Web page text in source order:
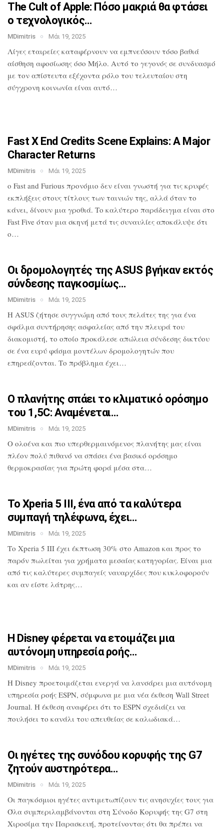
The Cult of Apple: Πόσο μακριά θαφτάσει
ο τεχνολογικός…
MDimitris Μάι 19, 2025
Λίγες εταιρείες καταφέρνουν να εμπνεύσουν τόσο βαθιά
αίσθηση αφοσίωσης όσο Μήλο. Αυτό το γεγονός σε συνδυασμό
με τον απίστευτα εξέχοντα ρόλο του τελευταίου στη
σύγχρονη κοινωνία είναι αυτό…
Fast X End Credits Scene Explains: AMajor
Character Returns
MDimitris Μάι 19, 2025
ο Fast and Furious προνόμιο δεν είναι γνωστή για τις κρυφές
εκπλήξεις στους τίτλους των ταινιών της, αλλά όταν το
κάνει, δίνουν μια γροθιά. Το καλύτερο παράδειγμα είναι στο
Fast Five όταν μια σκηνή μετά τις συναυλίες αποκάλυψε ότι
ο…
Οι δρομολογητές της ASUS βγήκαν εκτός
σύνδεσης παγκοσμίως…
MDimitris Μάι 19, 2025
Η ASUS ζήτησε συγγνώμη από τους πελάτες της για ένα
σφάλμα συντήρησης ασφαλείας από την πλευρά του
διακομιστή, το οποίο προκάλεσε απώλεια σύνδεσης δικτύου
σε ένα ευρύ φάσμα μοντέλων δρομολογητών που
επηρεάζονται. Το πρόβλημα έχει…
Ο πλανήτης σπάει το κλιματικό ορόσημο
του 1,5C: Αναμένεται…
MDimitris Μάι 19, 2025
O ολοένα και πιο υπερθερμαινόμενος πλανήτης μας είναι
πλέον πολύ πιθανό να σπάσει ένα βασικό ορόσημο
θερμοκρασίας για πρώτη φορά μέσα στα…
Το Xperia 5 III, ένα από τα καλύτερα
συμπαγή τηλέφωνα, έχει…
MDimitris Μάι 19, 2025
Το Xperia 5 III έχει έκπτωση 30% στο Amazon και προς το
παρόν πωλείται για χρήματα μεσαίας κατηγορίας. Είναι μια
από τις καλύτερες συμπαγείς ναυαρχίδες που κυκλοφορούν
και αν είστε λάτρης…
Η Disney φέρεται να ετοιμάζει μια
αυτόνομη υπηρεσία ροής…
MDimitris Μάι 19, 2025
Η Disney προετοιμάζεται ενεργά να λανσάρει μια αυτόνομη
υπηρεσία ροής ESPN, σύμφωνα με μια νέα έκθεση Wall Street
Journal. Η έκθεση αναφέρει ότι το ESPN σχεδιάζει να
πουλήσει το κανάλι του απευθείας σε καλωδιακά…
Οι ηγέτες της συνόδου κορυφής της G7
ζητούν αυστηρότερα…
MDimitris Μάι 19, 2025
Οι παγκόσμιοι ηγέτες αντιμετωπίζουν τις ανησυχίες τους για
Όλα συμπεριλαμβάνονται στη Σύνοδο Κορυφής της G7 στη
Χιροσίμα την Παρασκευή, προτείνοντας ότι θα πρέπει να